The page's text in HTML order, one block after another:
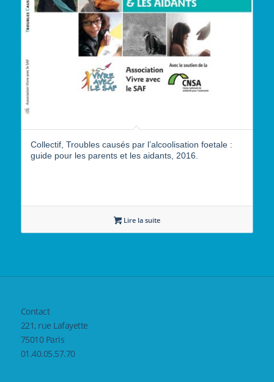
Collectif, Troubles causés par l’alcoolisation foetale :
guide pour les parents et les aidants, 2016.
Lire la suite
Contact
221, rue Lafayette
75010 Paris
01.40.05.57.70